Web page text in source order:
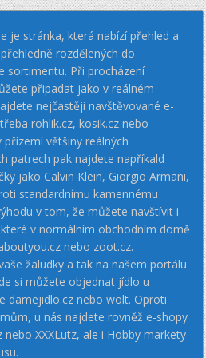
je stránka, která nabízí přehled a
rozdělených do
sortimentu. Při procházení
připadat jako v reálném
nejčastěji navštěvované e-
rohlik.cz, kosik.cz nebo
většiny reálných
patrech pak najdete napříkald
jako Calvin Klein, Giorgio Armani,
standardnímu kamennému
v tom, že můžete navštívit i
v normálním obchodním domě
nebo zoot.cz.
žaludky a tak na našem portálu
si můžete objednat jídlo u
damejidlo.cz nebo wolt. Oproti
u nás najdete rovněž e-shopy
nebo XXXLutz, ale i Hobby markety